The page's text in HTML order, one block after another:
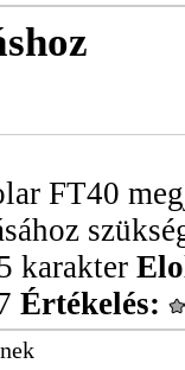
FT40
karakter
Értékelés: